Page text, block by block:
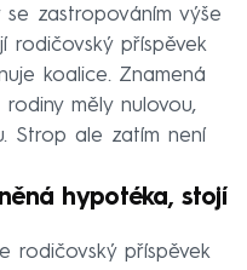
se zastropováním výše
rodičovský příspěvek
koalice. Znamená
měly nulovou,
Strop ale zatím není
hypotéka, stojí
rodičovský příspěvek